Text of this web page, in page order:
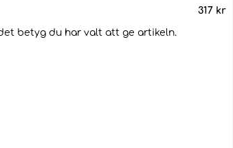
317 kr
betyg du har valt att ge artikeln.